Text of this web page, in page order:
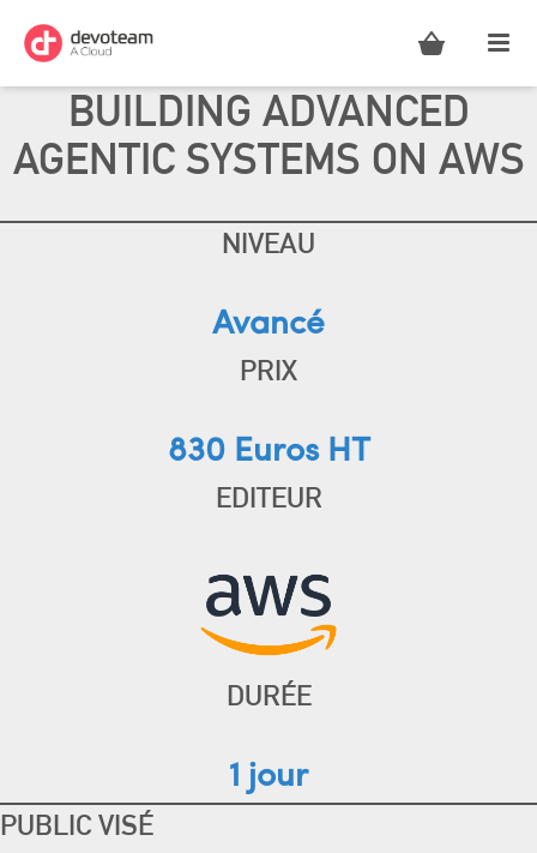
BUILDING ADVANCED
AGENTIC SYSTEMS ON AWS
NIVEAU
Avancé
PRIX
830 Euros HT
EDITEUR
DURÉE
1 jour
PUBLIC VISÉ